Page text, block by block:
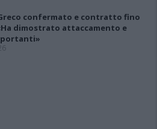
confermato e contratto fino
dimostrato attaccamento e